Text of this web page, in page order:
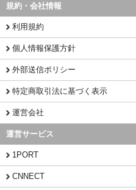
規約・会社情報
利用規約
個人情報保護方針
外部送信ポリシー
特定商取引法に基づく表示
運営会社
運営サービス
1PORT
CNNECT